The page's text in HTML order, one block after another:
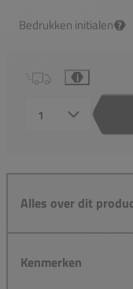
Bedrukken initialen ?
i
Alles over dit
Kenmerken